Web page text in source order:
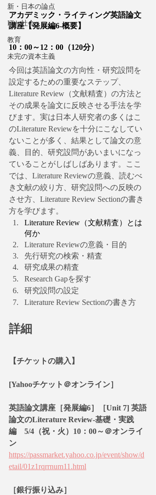
新・日本の論点
ITと社会
教育
未完の資本主義
アカデミック・ライティング英語論文
講座【発展編6-概要】
10：00～12：00（120分）
今回は英語論文の方向性・研究設問を
設定するための重要なステップ、
Literature Review（文献精査）の方法と
その成果を論文に反映させる手法を学
びます。実は日本人研究者の多くはこ
のLiterature Reviewを十分にこなしてい
ないことが多く、結果として論文の意
義、目的、研究設問があいまいになっ
ていることがしばしばあります。ここ
では、Literature Reviewの意義、読むべ
き文献の絞り方、研究設問への反映の
させ方、Literature Review Sectionの書き
方を学びます。
Literature Review（文献精査）とは
何か
Literature Reviewの意義・目的
先行研究の検索・精査
研究成果の精査
Research Gapを探す
研究設問の設定
Literature Review Sectionの書き方
詳細
【チケットの購入】
[Yahooチケット＠オンライン］
英語論文講座［発展編6］［Unit 7] 英語
論文のLiterature Review-基礎・実践
編　5/4（祝・火）10：00～＠オンライ
ン
https://passmarket.yahoo.co.jp/event/show/d
etail/01z1rqrrnum11.html
［銀行振り込み］